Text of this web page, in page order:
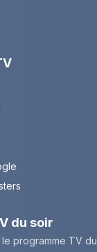
du soir
programme TV du